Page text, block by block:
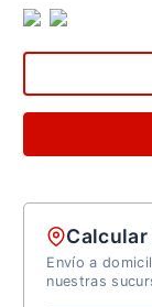
Calcular
Envío a
nuestras